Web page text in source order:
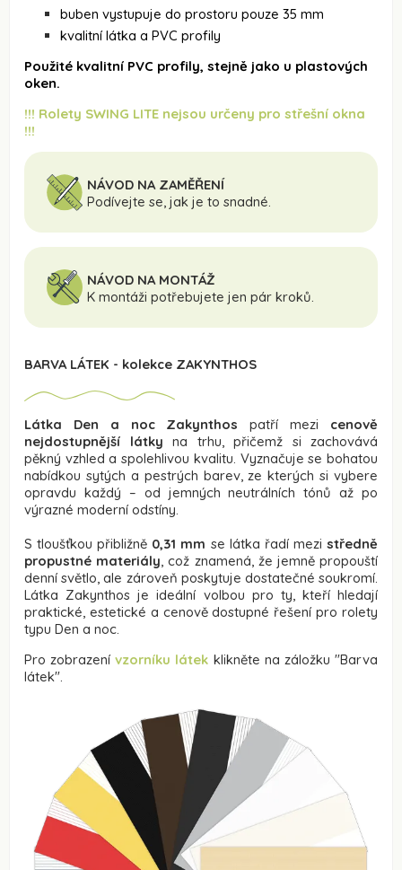
buben vystupuje do prostoru pouze 35 mm
kvalitní látka a PVC profily
Použité kvalitní PVC profily, stejně jako u plastových
oken.
!!! Rolety SWING LITE nejsou určeny pro střešní okna
!!!
NÁVOD NA ZAMĚŘENÍ
Podívejte se, jak je to snadné.
NÁVOD NA MONTÁŽ
K montáži potřebujete jen pár kroků.
BARVA LÁTEK - kolekce ZAKYNTHOS
Látka Den a noc Zakynthos patří mezi cenově
nejdostupnější látky na trhu, přičemž si zachovává
pěkný vzhled a spolehlivou kvalitu. Vyznačuje se bohatou
nabídkou sytých a pestrých barev, ze kterých si vybere
opravdu každý – od jemných neutrálních tónů až po
výrazné moderní odstíny.
S tloušťkou přibližně 0,31 mm se látka řadí mezistředně
propustné materiály, což znamená, že jemně propouští
denní světlo, ale zároveň poskytuje dostatečné soukromí.
Látka Zakynthos je ideální volbou pro ty, kteří hledají
praktické, estetické a cenově dostupné řešení pro rolety
typu Den a noc.
Pro zobrazenívzorníku látek klikněte na záložku "Barva
látek".